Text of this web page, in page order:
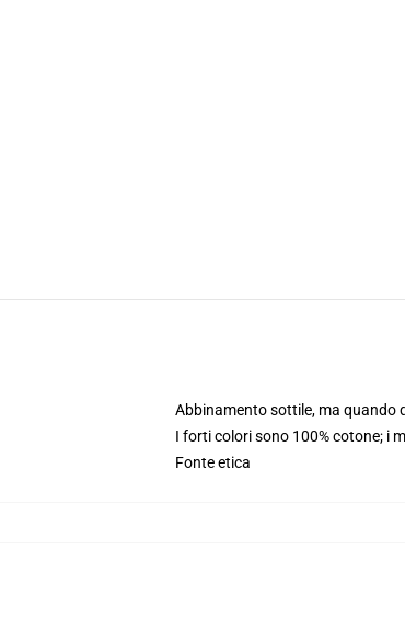
Abbinamento sottile, ma quando
I forti colori sono 100% cotone; i
Fonte etica